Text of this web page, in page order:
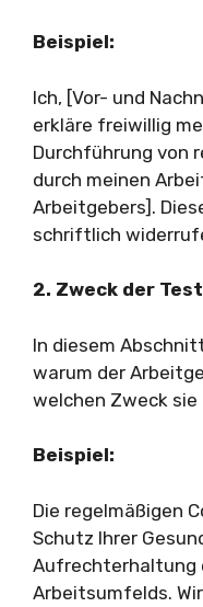
Beispiel:
Ich, [Vor- und
erkläre freiwillig
Durchführung von
durch meinen
Arbeitgebers].
schriftlich
2. Zweck der
In diesem
warum der
welchen Zweck sie
Beispiel:
Die regelmäßigen
Schutz Ihrer
Aufrechterhaltung
Arbeitsumfelds.